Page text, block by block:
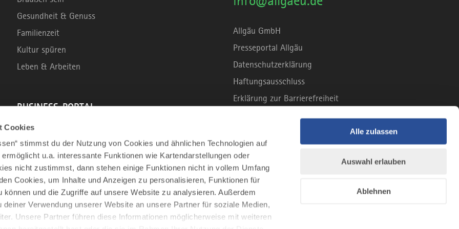
Cookies
stimmst du der Nutzung von Cookies und ähnlichen Technologien auf
u.a. interessante Funktionen wie Kartendarstellungen oder
nicht zustimmst, dann stehen einige Funktionen nicht in vollem Umfang
Cookies, um Inhalte und Anzeigen zu personalisieren, Funktionen für
können und die Zugriffe auf unsere Website zu analysieren. Außerdem
Verwendung unserer Website an unsere Partner für soziale Medien,
Unsere Partner führen diese Informationen möglicherweise mit weiteren
Alle zulassen
Auswahl erlauben
Ablehnen
Gesundheit & Genuss
Familienzeit
Kultur spüren
Leben & Arbeiten
BUSINESS-PORTAL
Wirtschaftsstandort
Tourismus im Allgäu
Business Service: Angebote für die Region
Innovation und Gründung
Allgäu GmbH
Presseportal Allgäu
Datenschutzerklärung
Haftungsausschluss
Erklärung zur Barrierefreiheit